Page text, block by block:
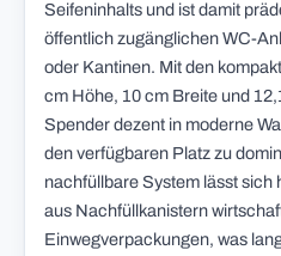
Seifeninhalts und ist damit
öffentlich zugänglichen WC-
oder Kantinen. Mit den
cm Höhe, 10 cm Breite und
Spender dezent in moderne
den verfügbaren Platz zu
nachfüllbare System lässt sich
aus Nachfüllkanistern
Einwegverpackungen, was